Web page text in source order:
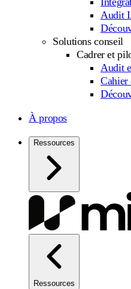
Audit
Solutions conseil
Cadrer et
Audit
Cahier
À propos
Ressources
Ressources